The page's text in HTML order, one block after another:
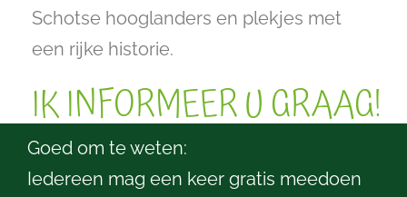
Schotse hooglanders en plekjes met
een rijke historie.
IK INFORMEER U GRAAG!
Goed om te weten:
Iedereen mag een keer gratis meedoen